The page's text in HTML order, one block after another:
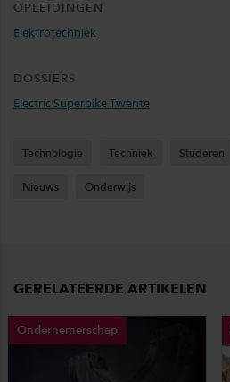
OPLEIDINGEN
Elektrotechniek
DOSSIERS
Electric Superbike Twente
Technologie Techniek Studeren
Nieuws Onderwijs
GERELATEERDE ARTIKELEN
Ondernemerschap